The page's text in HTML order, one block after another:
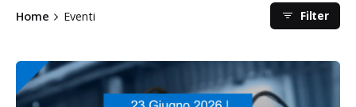
Home Eventi Filter